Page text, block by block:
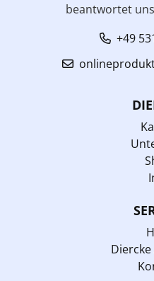
beantwortet
+49
Diercke